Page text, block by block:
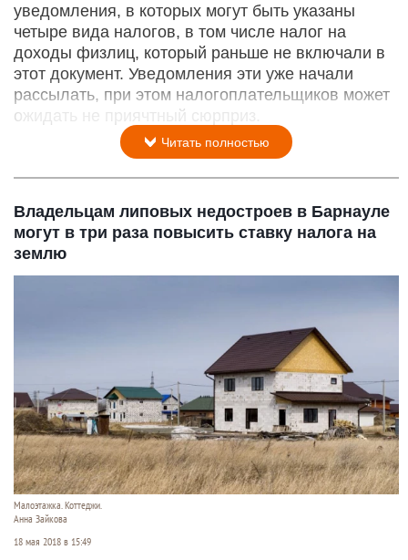
уведомления, в которых могут быть указаны
четыре вида налогов, в том числе налог на
доходы физлиц, который раньше не включали в
этот документ. Уведомления эти уже начали
рассылать, при этом налогоплательщиков может
ожидать не приячтный сюрприз.
Читать полностью
Владельцам липовых недостроев в Барнауле
могут в три раза повысить ставку налога на
землю
Малоэтажка. Коттеджи.
Анна Зайкова
18 мая 2018 в 15:49